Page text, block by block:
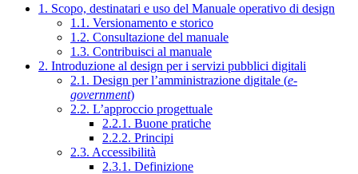
1. Scopo, destinatari e uso del Manuale operativo di design
1.1. Versionamento e storico
1.2. Consultazione del manuale
1.3. Contribuisci al manuale
2. Introduzione al design per i servizi pubblici digitali
2.1. Design per l’amministrazione digitale (e-
government)
2.2. L’approccio progettuale
2.2.1. Buone pratiche
2.2.2. Principi
2.3. Accessibilità
2.3.1. Definizione